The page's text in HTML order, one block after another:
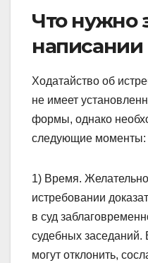
Что нужно
написании
Ходатайство об
не имеет
формы, однако
следующие моменты:
1) Время.
истребовании
в суд
судебных заседаний.
могут отклонить,